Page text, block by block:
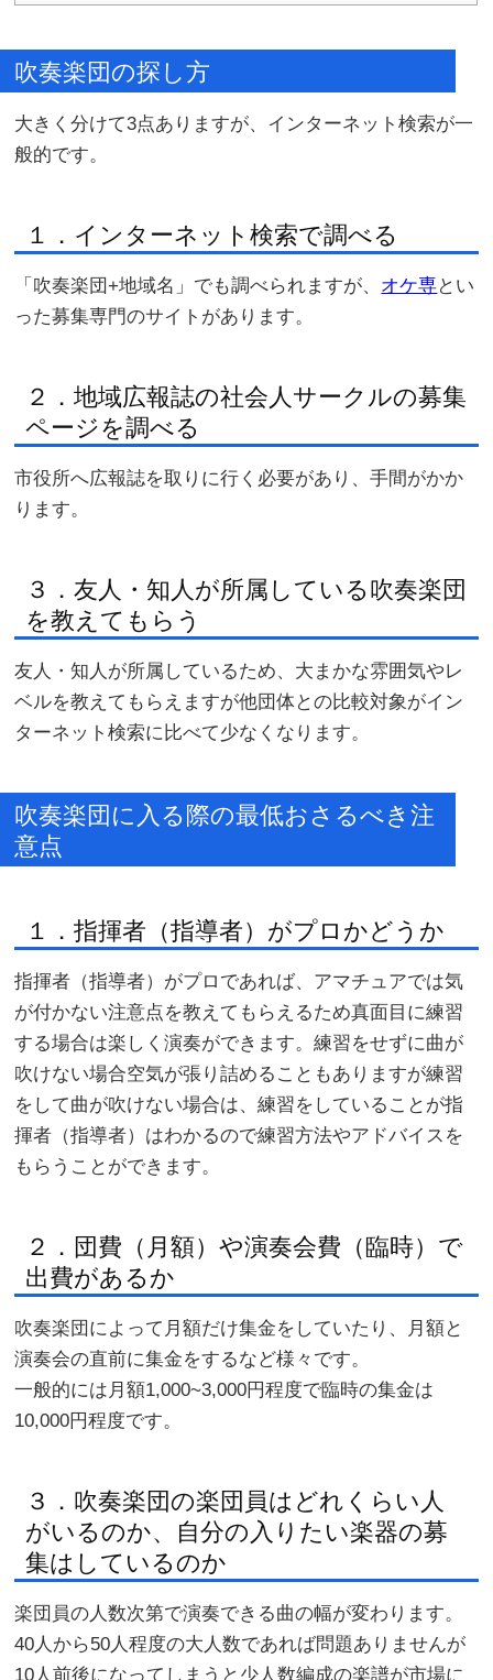
吹奏楽団の探し方
大きく分けて3点ありますが、インターネット検索が一
般的です。
１．インターネット検索で調べる
「吹奏楽団+地域名」でも調べられますが、 オケ専とい
った募集専門のサイトがあります。
２．地域広報誌の社会人サークルの募集
ページを調べる
市役所へ広報誌を取りに行く必要があり、手間がかか
ります。
３．友人・知人が所属している吹奏楽団
を教えてもらう
友人・知人が所属しているため、大まかな雰囲気やレ
ベルを教えてもらえますが他団体との比較対象がイン
ターネット検索に比べて少なくなります。
吹奏楽団に入る際の最低おさるべき注
意点
１．指揮者（指導者）がプロかどうか
指揮者（指導者）がプロであれば、アマチュアでは気
が付かない注意点を教えてもらえるため真面目に練習
する場合は楽しく演奏ができます。練習をせずに曲が
吹けない場合空気が張り詰めることもありますが練習
をして曲が吹けない場合は、練習をしていることが指
揮者（指導者）はわかるので練習方法やアドバイスを
もらうことができます。
２．団費（月額）や演奏会費（臨時）で
出費があるか
吹奏楽団によって月額だけ集金をしていたり、月額と
演奏会の直前に集金をするなど様々です。
一般的には月額1,000~3,000円程度で臨時の集金は
10,000円程度です。
３．吹奏楽団の楽団員はどれくらい人
がいるのか、自分の入りたい楽器の募
集はしているのか
楽団員の人数次第で演奏できる曲の幅が変わります。
40人から50人程度の大人数であれば問題ありませんが
10人前後になってしまうと少人数編成の楽譜が市場に